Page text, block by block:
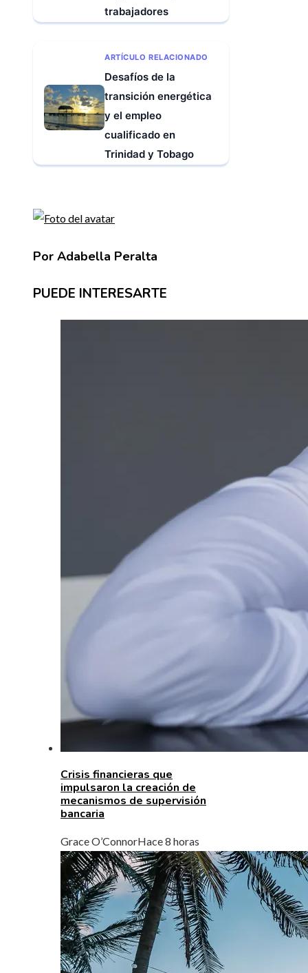
trabajadores
ARTÍCULO RELACIONADO
Desafíos de la
transición energética
y el empleo
cualificado en
Trinidad y Tobago
Por Adabella Peralta
PUEDE INTERESARTE
Crisis financieras que
impulsaron la creación de
mecanismos de supervisión
bancaria
Grace O’ConnorHace 8 horas